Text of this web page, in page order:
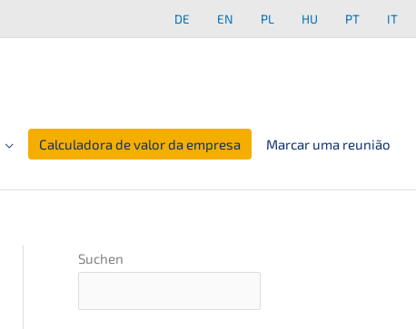
DE EN PL HU PT IT
Calculadora de valor da empresa Marcar uma reunião
Suchen